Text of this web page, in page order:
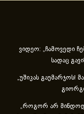
ვიდეო: „ჩამოვედი
სადაც
„უშიკას გაუმარჯოს!
„როგორ არ მინდოდა